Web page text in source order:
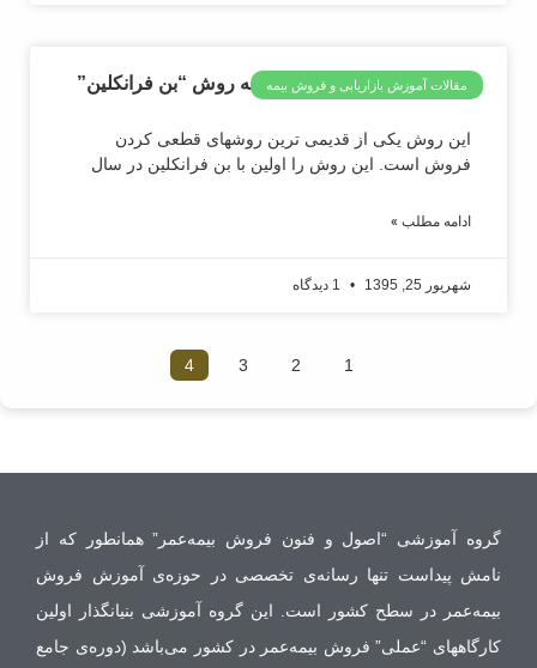
مقالات آموزش بازاریابی و فروش بیمه
مقاله: قطعی کردن فروش به روش “بن فرانکلین”
این روش یکی از قدیمی ترین روشهای قطعی کردن
فروش است. این روش را اولین با بن فرانکلین در سال
ادامه مطلب »
شهریور 25, 1395
1
2
3
4
گروه آموزشی “اصول و فنون فروش بیمه‌عمر” همانطور که از
نامش پیداست تنها رسانه‌ی تخصصی در حوزه‌‌ی آموزش فروش
بیمه‌عمر در سطح کشور است. این گروه آموزشی بنیانگذار اولین
کارگاههای “عملی” فروش بیمه‌عمر در کشور می‌باشد (دوره‌ی جامع